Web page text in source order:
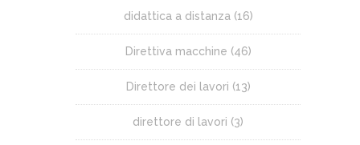
didattica a distanza (16)
Direttiva macchine (46)
Direttore dei lavori (13)
direttore di lavori (3)